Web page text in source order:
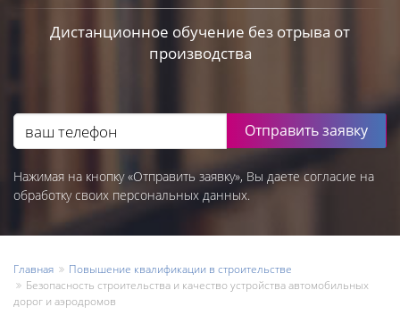
Дистанционное обучение без отрыва от
производства
Отправить заявку
Нажимая на кнопку «Отправить заявку», Вы даете согласие на
обработку своих персональных данных.
Главная
Повышение квалификации в строительстве
Безопасность строительства и качество устройства автомобильных
дорог и аэродромов